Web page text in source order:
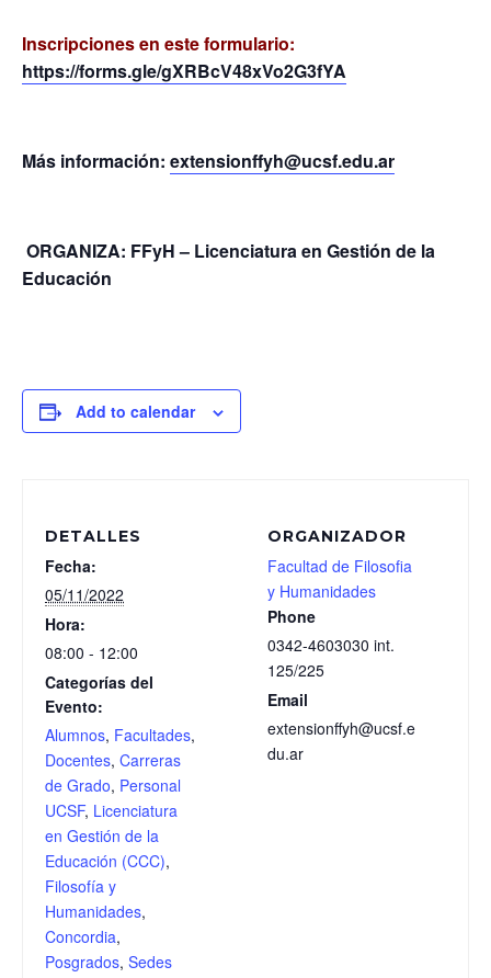
Inscripciones en este formulario:
https://forms.gle/gXRBcV48xVo2G3fYA
Más información: extensionffyh@ucsf.edu.ar
ORGANIZA: FFyH – Licenciatura en Gestión de la
Educación
Add to calendar
DETALLES
Fecha:
05/11/2022
Hora:
08:00 - 12:00
Categorías del
Evento:
Alumnos, Facultades,
Docentes, Carreras
de Grado, Personal
UCSF, Licenciatura
en Gestión de la
Educación (CCC),
Filosofía y
Humanidades,
Concordia,
Posgrados, Sedes
ORGANIZADOR
Facultad de Filosofia
y Humanidades
Phone
0342-4603030 int.
125/225
Email
extensionffyh@ucsf.e
du.ar